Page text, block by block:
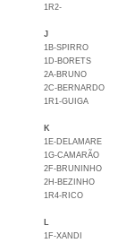
1R2-
J
1B-SPIRRO
1D-BORETS
2A-BRUNO
2C-BERNARDO
1R1-GUIGA
K
1E-DELAMARE
1G-CAMARÃO
2F-BRUNINHO
2H-BEZINHO
1R4-RICO
L
1F-XANDI